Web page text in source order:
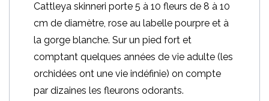
Cattleya skinneri porte 5 à 10 fleurs de 8 à 10
cm de diamètre, rose au labelle pourpre et à
la gorge blanche. Sur un pied fort et
comptant quelques années de vie adulte (les
orchidées ont une vie indéfinie) on compte
par dizaines les fleurons odorants.